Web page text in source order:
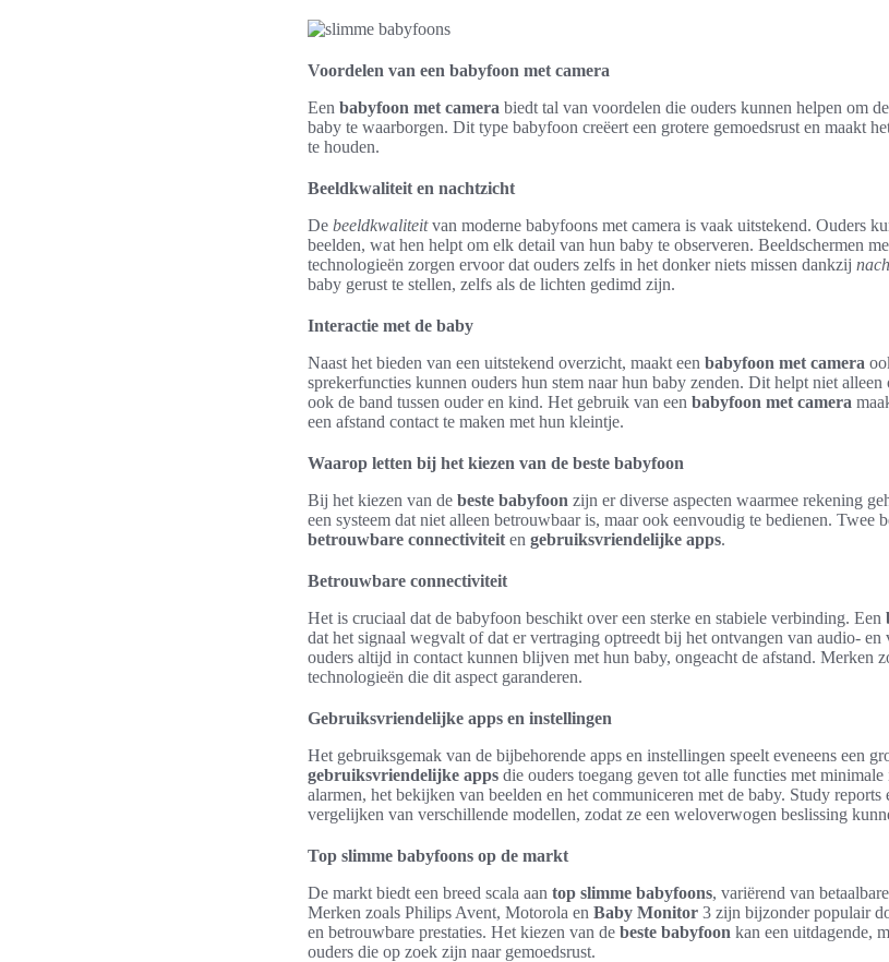
Voordelen van een babyfoon met camera
Een babyfoon met camera biedt tal van voordelen die ouders kunnen helpen om
baby te waarborgen. Dit type babyfoon creëert een grotere gemoedsrust en maakt
te houden.
Beeldkwaliteit en nachtzicht
De beeldkwaliteitvan moderne babyfoons met camera is vaak uitstekend. Ouders
beelden, wat hen helpt om elk detail van hun baby te observeren. Beeldschermen
technologieën zorgen ervoor dat ouders zelfs in het donker niets missen dankzij
baby gerust te stellen, zelfs als de lichten gedimd zijn.
Interactie met de baby
Naast het bieden van een uitstekend overzicht, maakt een babyfoon met camera
sprekerfuncties kunnen ouders hun stem naar hun baby zenden. Dit helpt niet
ook de band tussen ouder en kind. Het gebruik van een babyfoon met camera
een afstand contact te maken met hun kleintje.
Waarop letten bij het kiezen van de beste babyfoon
Bij het kiezen van de beste babyfoon zijn er diverse aspecten waarmee rekening
een systeem dat niet alleen betrouwbaar is, maar ook eenvoudig te bedienen. Twee
betrouwbare connectiviteit en gebruiksvriendelijke apps.
Betrouwbare connectiviteit
Het is cruciaal dat de babyfoon beschikt over een sterke en stabiele verbinding. Een
dat het signaal wegvalt of dat er vertraging optreedt bij het ontvangen van audio-
ouders altijd in contact kunnen blijven met hun baby, ongeacht de afstand. Merken
technologieën die dit aspect garanderen.
Gebruiksvriendelijke apps en instellingen
Het gebruiksgemak van de bijbehorende apps en instellingen speelt eveneens een
gebruiksvriendelijke apps die ouders toegang geven tot alle functies met
alarmen, het bekijken van beelden en het communiceren met de baby. Study
vergelijken van verschillende modellen, zodat ze een weloverwogen beslissing
Top slimme babyfoons op de markt
De markt biedt een breed scala aan top slimme babyfoons, variërend van
Merken zoals Philips Avent, Motorola en Baby Monitor 3 zijn bijzonder populair
en betrouwbare prestaties. Het kiezen van de beste babyfoon kan een uitdagende,
ouders die op zoek zijn naar gemoedsrust.